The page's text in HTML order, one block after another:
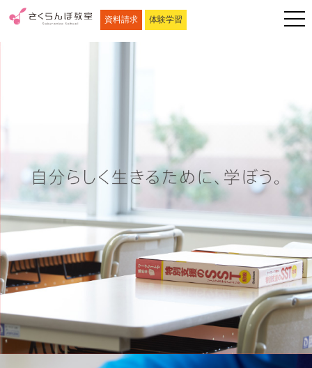
資料請求 体験学習